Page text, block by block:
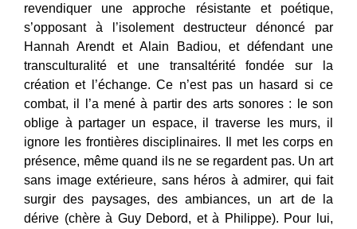
revendiquer une approche résistante et poétique,
s’opposant à l’isolement destructeur dénoncé par
Hannah Arendt et Alain Badiou, et défendant une
transculturalité et une transaltérité fondée sur la
création et l’échange. Ce n’est pas un hasard si ce
combat, il l’a mené à partir des arts sonores : le son
oblige à partager un espace, il traverse les murs, il
ignore les frontières disciplinaires. Il met les corps en
présence, même quand ils ne se regardent pas. Un art
sans image extérieure, sans héros à admirer, qui fait
surgir des paysages, des ambiances, un art de la
dérive (chère à Guy Debord, et à Philippe). Pour lui,